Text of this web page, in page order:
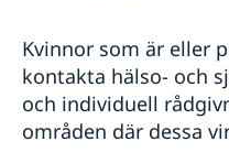
Kvinnor som är eller
kontakta hälso- och
och individuell
områden där dessa